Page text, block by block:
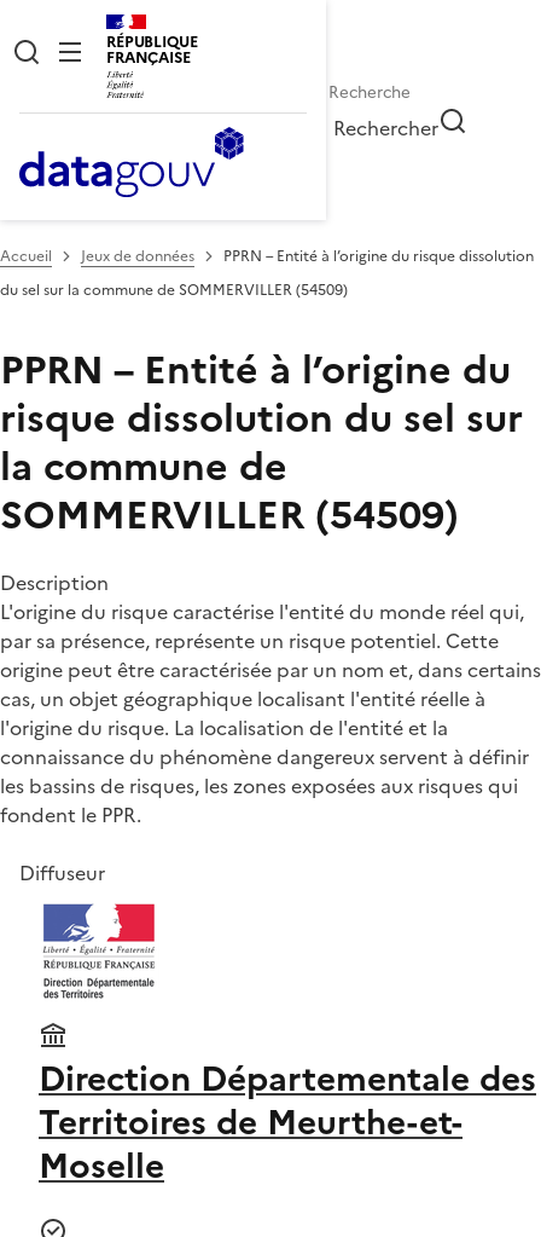
RÉPUBLIQUE
FRANÇAISE
Rechercher
Accueil Jeux de données
PPRN – Entité à l’origine du risque dissolution
du sel sur la commune de SOMMERVILLER (54509)
PPRN – Entité à l’origine du
risque dissolution du sel sur
la commune de
SOMMERVILLER (54509)
Description
L'origine du risque caractérise l'entité du monde réel qui,
par sa présence, représente un risque potentiel. Cette
origine peut être caractérisée par un nom et, dans certains
cas, un objet géographique localisant l'entité réelle à
l'origine du risque. La localisation de l'entité et la
connaissance du phénomène dangereux servent à définir
les bassins de risques, les zones exposées aux risques qui
fondent le PPR.
Diffuseur
Direction Départementale des
Territoires de Meurthe-et-
Moselle